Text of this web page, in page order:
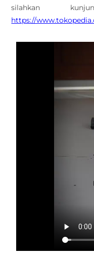
silahkan
https://